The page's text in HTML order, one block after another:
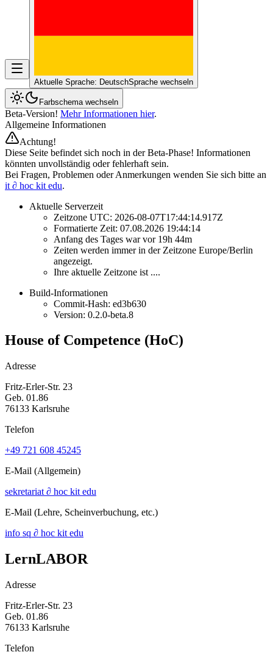
Aktuelle Sprache: DeutschSprache wechseln
Farbschema wechseln
Beta-Version! Mehr Informationen hier.
Allgemeine Informationen
Achtung!
Diese Seite befindet sich noch in der Beta-Phase! Informationen
könnten unvollständig oder fehlerhaft sein.
Bei Fragen, Problemen oder Anmerkungen wenden Sie sich bitte an
it ∂ hoc kit edu.
Aktuelle Serverzeit
Zeitzone UTC: 2026-08-07T17:44:14.917Z
Formatierte Zeit: 07.08.2026 19:44:14
Anfang des Tages war vor 19h 44m
Zeiten werden immer in der Zeitzone Europe/Berlin
angezeigt.
Ihre aktuelle Zeitzone ist ....
Build-Informationen
Commit-Hash: ed3b630
Version: 0.2.0-beta.8
House of Competence (HoC)
Adresse
Fritz-Erler-Str. 23
Geb. 01.86
76133 Karlsruhe
Telefon
+49 721 608 45245
E-Mail (Allgemein)
sekretariat ∂ hoc kit edu
E-Mail (Lehre, Scheinverbuchung, etc.)
info sq ∂ hoc kit edu
LernLABOR
Adresse
Fritz-Erler-Str. 23
Geb. 01.86
76133 Karlsruhe
Telefon